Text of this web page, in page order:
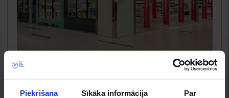
Piekrišana Sīkāka informācija Par